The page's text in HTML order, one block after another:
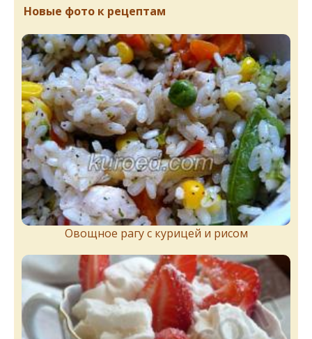
Новые фото к рецептам
Овощное рагу с курицей и рисом